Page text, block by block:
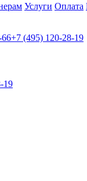
Услуги Оплата
66+7 (495) 120-28-19
19